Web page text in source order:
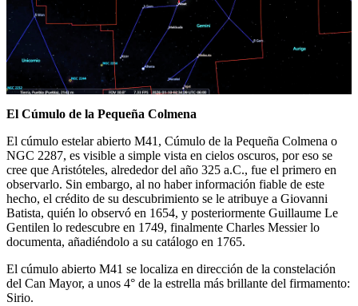
El Cúmulo de la Pequeña Colmena
El cúmulo estelar abierto M41, Cúmulo de la Pequeña Colmena o
NGC 2287, es visible a simple vista en cielos oscuros, por eso se
cree que Aristóteles, alrededor del año 325 a.C., fue el primero en
observarlo. Sin embargo, al no haber información fiable de este
hecho, el crédito de su descubrimiento se le atribuye a Giovanni
Batista, quién lo observó en 1654, y posteriormente Guillaume Le
Gentilen lo redescubre en 1749, finalmente Charles Messier lo
documenta, añadiéndolo a su catálogo en 1765.
El cúmulo abierto M41 se localiza en dirección de la constelación
del Can Mayor, a unos 4° de la estrella más brillante del firmamento:
Sirio.